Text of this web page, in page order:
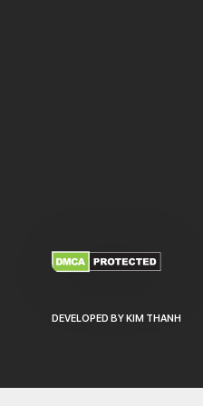
DEVELOPED BY KIM THANH
XEM THÊM